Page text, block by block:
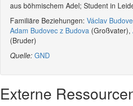
aus böhmischem Adel; Student in
Familiäre Beziehungen: Václav
Adam Budovec z Budova (Großvater),
(Bruder)
Quelle: GND
Externe